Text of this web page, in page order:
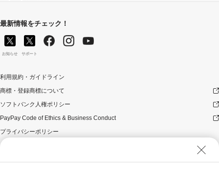
最新情報をチェック！
お知らせ サポート
利用規約・ガイドライン
商標・登録商標について
ソフトバンク人権ポリシー
PayPay Code of Ethics & Business Conduct
プライバシーポリシー
ユーザープライバシーについて